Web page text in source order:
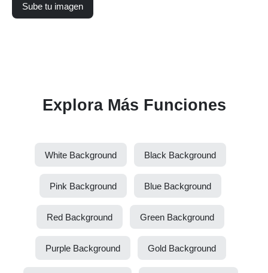
Sube tu imagen
Explora Más Funciones
White Background Black Background
Pink Background Blue Background
Red Background Green Background
Purple Background Gold Background